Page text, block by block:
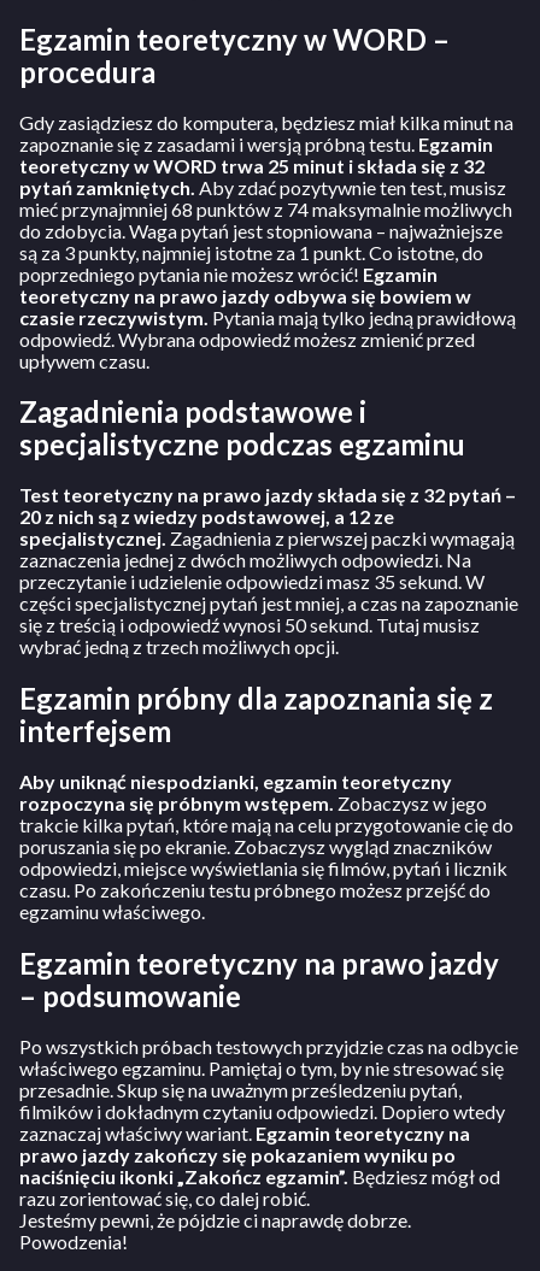
Egzamin teoretyczny w WORD –
procedura
Gdy zasiądziesz do komputera, będziesz miał kilka minut na
zapoznanie się z zasadami i wersją próbną testu. Egzamin
teoretyczny w WORD trwa 25 minut i składa się z 32
pytań zamkniętych. Aby zdać pozytywnie ten test, musisz
mieć przynajmniej 68 punktów z 74 maksymalnie możliwych
do zdobycia. Waga pytań jest stopniowana – najważniejsze
są za 3 punkty, najmniej istotne za 1 punkt. Co istotne, do
poprzedniego pytania nie możesz wrócić! Egzamin
teoretyczny na prawo jazdy odbywa się bowiem w
czasie rzeczywistym. Pytania mają tylko jedną prawidłową
odpowiedź. Wybrana odpowiedź możesz zmienić przed
upływem czasu.
Zagadnienia podstawowe i
specjalistyczne podczas egzaminu
Test teoretyczny na prawo jazdy składa się z 32 pytań –
20 z nich są z wiedzy podstawowej, a 12 ze
specjalistycznej. Zagadnienia z pierwszej paczki wymagają
zaznaczenia jednej z dwóch możliwych odpowiedzi. Na
przeczytanie i udzielenie odpowiedzi masz 35 sekund. W
części specjalistycznej pytań jest mniej, a czas na zapoznanie
się z treścią i odpowiedź wynosi 50 sekund. Tutaj musisz
wybrać jedną z trzech możliwych opcji.
Egzamin próbny dla zapoznania się z
interfejsem
Aby uniknąć niespodzianki, egzamin teoretyczny
rozpoczyna się próbnym wstępem. Zobaczysz w jego
trakcie kilka pytań, które mają na celu przygotowanie cię do
poruszania się po ekranie. Zobaczysz wygląd znaczników
odpowiedzi, miejsce wyświetlania się filmów, pytań i licznik
czasu. Po zakończeniu testu próbnego możesz przejść do
egzaminu właściwego.
Egzamin teoretyczny na prawo jazdy
– podsumowanie
Po wszystkich próbach testowych przyjdzie czas na odbycie
właściwego egzaminu. Pamiętaj o tym, by nie stresować się
przesadnie. Skup się na uważnym prześledzeniu pytań,
filmików i dokładnym czytaniu odpowiedzi. Dopiero wtedy
zaznaczaj właściwy wariant. Egzamin teoretyczny na
prawo jazdy zakończy się pokazaniem wyniku po
naciśnięciu ikonki „Zakończ egzamin”. Będziesz mógł od
razu zorientować się, co dalej robić.
Jesteśmy pewni, że pójdzie ci naprawdę dobrze.
Powodzenia!